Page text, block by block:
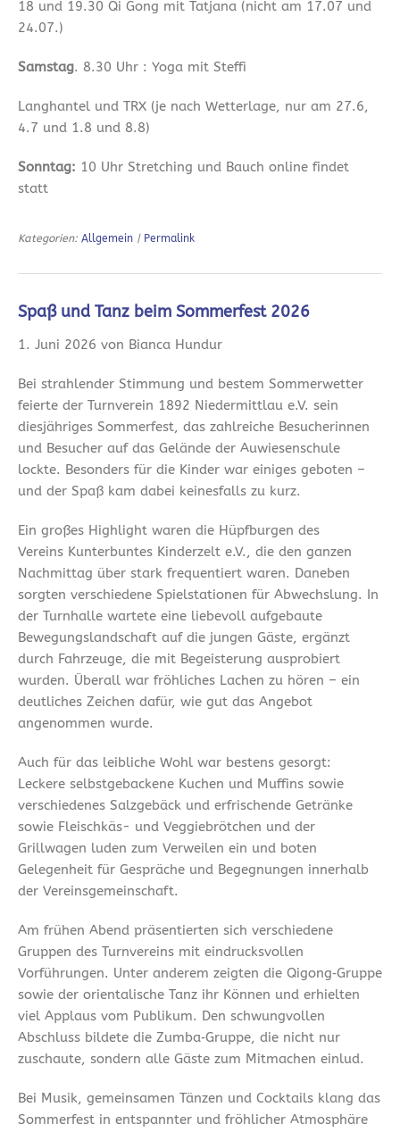
18 und 19.30 Qi Gong mit Tatjana (nicht am 17.07 und
24.07.)
Samstag. 8.30 Uhr : Yoga mit Steffi
Langhantel und TRX (je nach Wetterlage, nur am 27.6,
4.7 und 1.8 und 8.8)
Sonntag: 10 Uhr Stretching und Bauch online findet
statt
Kategorien: Allgemein | Permalink
Spaß und Tanz beim Sommerfest 2026
1. Juni 2026 von Bianca Hundur
Bei strahlender Stimmung und bestem Sommerwetter
feierte der Turnverein 1892 Niedermittlau e.V. sein
diesjähriges Sommerfest, das zahlreiche Besucherinnen
und Besucher auf das Gelände der Auwiesenschule
lockte. Besonders für die Kinder war einiges geboten –
und der Spaß kam dabei keinesfalls zu kurz.
Ein großes Highlight waren die Hüpfburgen des
Vereins Kunterbuntes Kinderzelt e.V., die den ganzen
Nachmittag über stark frequentiert waren. Daneben
sorgten verschiedene Spielstationen für Abwechslung. In
der Turnhalle wartete eine liebevoll aufgebaute
Bewegungslandschaft auf die jungen Gäste, ergänzt
durch Fahrzeuge, die mit Begeisterung ausprobiert
wurden. Überall war fröhliches Lachen zu hören – ein
deutliches Zeichen dafür, wie gut das Angebot
angenommen wurde.
Auch für das leibliche Wohl war bestens gesorgt:
Leckere selbstgebackene Kuchen und Muffins sowie
verschiedenes Salzgebäck und erfrischende Getränke
sowie Fleischkäs- und Veggiebrötchen und der
Grillwagen luden zum Verweilen ein und boten
Gelegenheit für Gespräche und Begegnungen innerhalb
der Vereinsgemeinschaft.
Am frühen Abend präsentierten sich verschiedene
Gruppen des Turnvereins mit eindrucksvollen
Vorführungen. Unter anderem zeigten die Qigong‑Gruppe
sowie der orientalische Tanz ihr Können und erhielten
viel Applaus vom Publikum. Den schwungvollen
Abschluss bildete die Zumba‑Gruppe, die nicht nur
zuschaute, sondern alle Gäste zum Mitmachen einlud.
Bei Musik, gemeinsamen Tänzen und Cocktails klang das
Sommerfest in entspannter und fröhlicher Atmosphäre